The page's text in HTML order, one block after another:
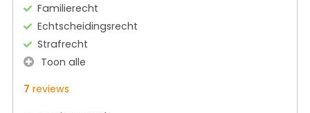
Familierecht
Echtscheidingsrecht
Strafrecht
Toon alle
7 reviews